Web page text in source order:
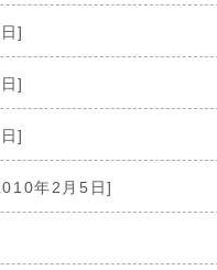
]
]
]
年2月5日]